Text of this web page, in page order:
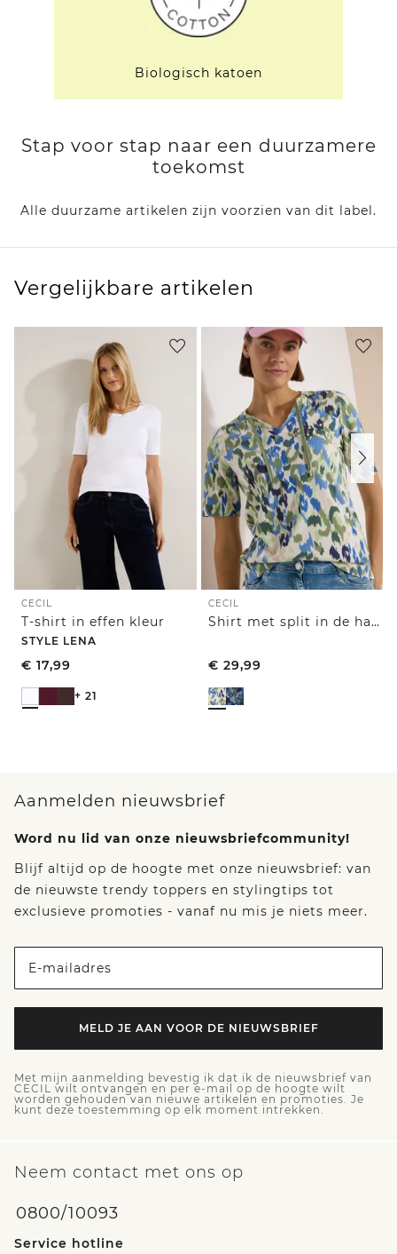
Biologisch katoen
Stap voor stap naar een duurzamere
toekomst
Alle duurzame artikelen zijn voorzien van dit label.
Vergelijkbare artikelen
CECIL
T-shirt in effen kleur
STYLE LENA
€ 17,99
+ 21
CECIL
Shirt met split in de hals en print
€ 29,99
Aanmelden nieuwsbrief
Word nu lid van onze nieuwsbriefcommunity!
Blijf altijd op de hoogte met onze nieuwsbrief: van
de nieuwste trendy toppers en stylingtips tot
exclusieve promoties - vanaf nu mis je niets meer.
E-mailadres
MELD JE AAN VOOR DE NIEUWSBRIEF
Met mijn aanmelding bevestig ik dat ik de nieuwsbrief van
CECIL wilt ontvangen en per e-mail op de hoogte wilt
worden gehouden van nieuwe artikelen en promoties. Je
kunt deze toestemming op elk moment intrekken.
Neem contact met ons op
0800/10093
Service hotline